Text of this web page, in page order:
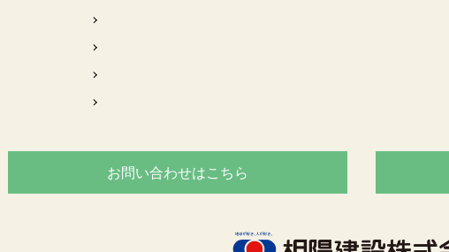
お問い合わせはこちら